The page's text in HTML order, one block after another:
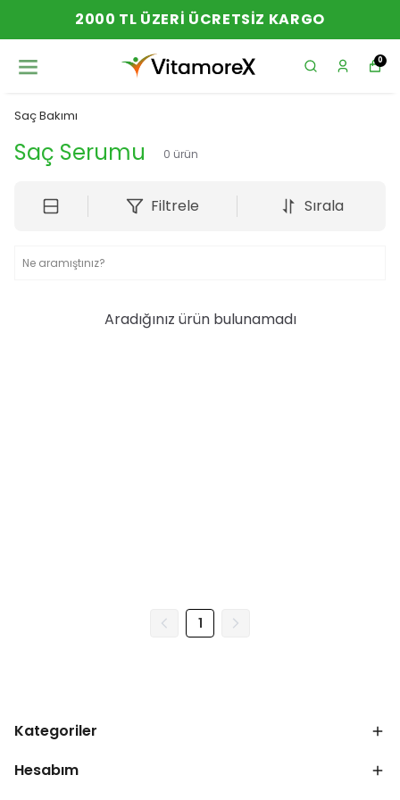
2000 TL ÜZERI ÜCRETSIZ KARGO
0
Saç Bakımı
Saç Serumu 0 ürün
Filtrele Sırala
Aradığınız ürün bulunamadı
1
Kategoriler
Hesabım